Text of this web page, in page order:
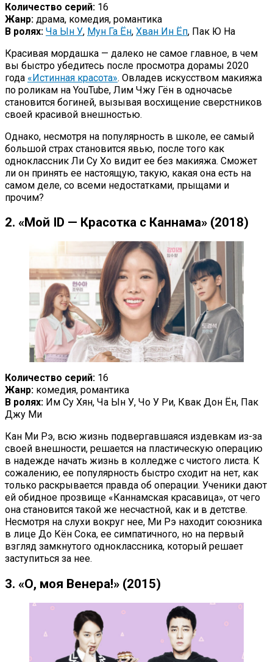
Количество серий: 16
Жанр: драма, комедия, романтика
В ролях: Ча Ын У, Мун Га Ён, Хван Ин Ёп, Пак Ю На
Красивая мордашка — далеко не самое главное, в чем
вы быстро убедитесь после просмотра дорамы 2020
года «Истинная красота». Овладев искусством макияжа
по роликам на YouTube, Лим Чжу Гён в одночасье
становится богиней, вызывая восхищение сверстников
своей красивой внешностью.
Однако, несмотря на популярность в школе, ее самый
большой страх становится явью, после того как
одноклассник Ли Су Хо видит ее без макияжа. Сможет
ли он принять ее настоящую, такую, какая она есть на
самом деле, со всеми недостатками, прыщами и
прочим?
2. «Мой ID — Красотка с Каннама» (2018)
Количество серий: 16
Жанр: комедия, романтика
В ролях: Им Су Хян, Ча Ын У, Чо У Ри, Квак Дон Ён, Пак
Джу Ми
Кан Ми Рэ, всю жизнь подвергавшаяся издевкам из-за
своей внешности, решается на пластическую операцию
в надежде начать жизнь в колледже с чистого листа. К
сожалению, ее популярность быстро сходит на нет, как
только раскрывается правда об операции. Ученики дают
ей обидное прозвище «Каннамская красавица», от чего
она становится такой же несчастной, как и в детстве.
Несмотря на слухи вокруг нее, Ми Рэ находит союзника
в лице До Кён Сока, ее симпатичного, но на первый
взгляд замкнутого одноклассника, который решает
заступиться за нее.
3. «О, моя Венера!» (2015)